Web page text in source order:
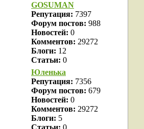
GOSUMAN
Репутация: 7397
Форум постов: 988
Новостей: 0
Комментов: 29272
Блоги: 12
Статьи: 0
Юленька
Репутация: 7356
Форум постов: 679
Новостей: 0
Комментов: 29272
Блоги: 5